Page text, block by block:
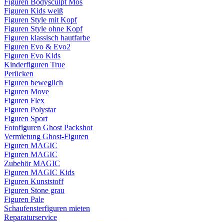
Figuren Bodysculpt Mos
Figuren Kids weiß
Figuren Style mit Kopf
Figuren Style ohne Kopf
Figuren klassisch hautfarbe
Figuren Evo & Evo2
Figuren Evo Kids
Kinderfiguren True
Perücken
Figuren beweglich
Figuren Move
Figuren Flex
Figuren Polystar
Figuren Sport
Fotofiguren Ghost Packshot
Vermietung Ghost-Figuren
Figuren MAGIC
Figuren MAGIC
Zubehör MAGIC
Figuren MAGIC Kids
Figuren Kunststoff
Figuren Stone grau
Figuren Pale
Schaufensterfiguren mieten
Reparaturservice